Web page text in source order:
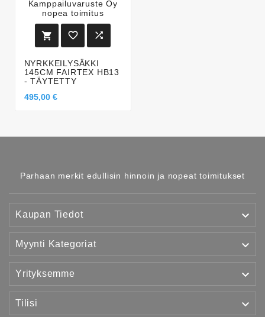
  
NYRKKEILYSÄKKI
145CM FAIRTEX HB13
- TÄYTETTY
495,00 €
Parhaan merkit edullisin hinnoin ja nopeat toimitukset
Kaupan Tiedot 
Myynti Kategoriat 
Yrityksemme 
Tilisi 